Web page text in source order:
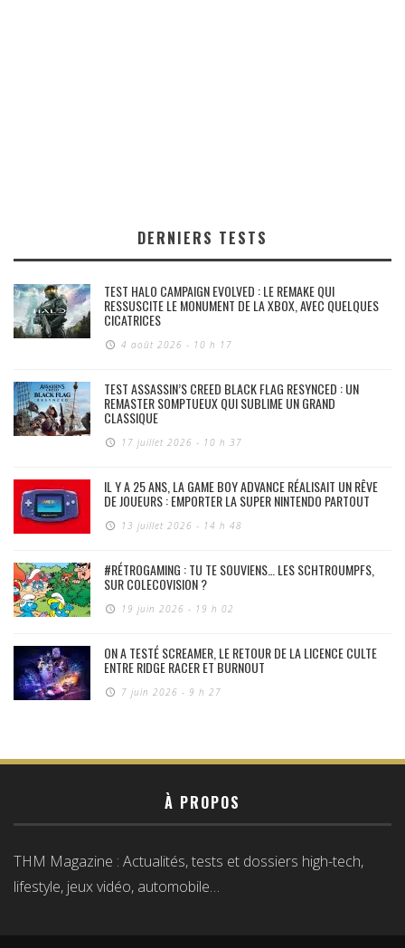
DERNIERS TESTS
TEST HALO CAMPAIGN EVOLVED : LE REMAKE QUI
RESSUSCITE LE MONUMENT DE LA XBOX, AVEC QUELQUES
CICATRICES
4 août 2026 - 10 h 17
TEST ASSASSIN’S CREED BLACK FLAG RESYNCED : UN
REMASTER SOMPTUEUX QUI SUBLIME UN GRAND
CLASSIQUE
17 juillet 2026 - 10 h 37
IL Y A 25 ANS, LA GAME BOY ADVANCE RÉALISAIT UN RÊVE
DE JOUEURS : EMPORTER LA SUPER NINTENDO PARTOUT
13 juillet 2026 - 14 h 48
#RÉTROGAMING : TU TE SOUVIENS… LES SCHTROUMPFS,
SUR COLECOVISION ?
19 juin 2026 - 19 h 02
ON A TESTÉ SCREAMER, LE RETOUR DE LA LICENCE CULTE
ENTRE RIDGE RACER ET BURNOUT
7 juin 2026 - 9 h 27
À PROPOS
THM Magazine : Actualités, tests et dossiers high-tech,
lifestyle, jeux vidéo, automobile…